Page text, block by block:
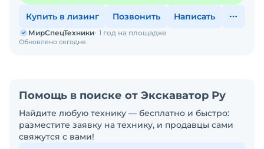
Купить в лизинг Позвонить Написать
Обновлено сегодня
МирСпецТехники 1 год на площадке
Помощь в поиске от Экскаватор Ру
Найдите любую технику — бесплатно и быстро:
разместите заявку на технику, и продавцы сами
свяжутся с вами!